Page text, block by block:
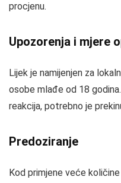
procjenu.
Upozorenja i mjere
Lijek je namijenjen za
osobe mlađe od 18
reakcija, potrebno je
Predoziranje
Kod primjene veće